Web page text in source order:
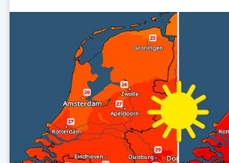
Volop zon en zomerse warmte.